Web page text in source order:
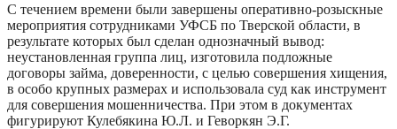
С течением времени были завершены оперативно-розыскные
мероприятия сотрудниками УФСБ по Тверской области, в
результате которых был сделан однозначный вывод:
неустановленная группа лиц, изготовила подложные
договоры займа, доверенности, с целью совершения хищения,
в особо крупных размерах и использовала суд как инструмент
для совершения мошенничества. При этом в документах
фигурируют Кулебякина Ю.Л. и Геворкян Э.Г.